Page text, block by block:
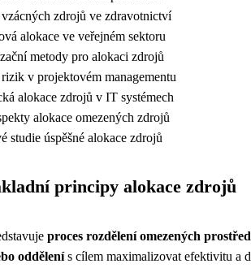
zdrojů ve zdravotnictví
alokace ve veřejném sektoru
metody pro alokaci zdrojů
v projektovém managementu
alokace zdrojů v IT systémech
alokace omezených zdrojů
studie úspěšné alokace zdrojů
principy alokace zdrojů
proces rozdělení omezených
oddělenís cílem maximalizovat efektivitu a